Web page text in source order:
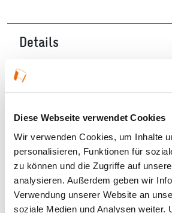
Diese Webseite verwendet Cookies
Wir verwenden Cookies, um Inhalte
personalisieren, Funktionen für
zu können und die Zugriffe auf
analysieren. Außerdem geben wir
Verwendung unserer Website an
soziale Medien und Analysen weiter.
Details
01.01.2026 — 31.12.2026 in
Sa, So, Feiertage 10 – 16 Uhr
für Gruppen und Schulklassen
jederzeit möglich. Geschlossen
Faschingsdienstag, 24., 25. und
Veranstaltungstyp:Ausstellung